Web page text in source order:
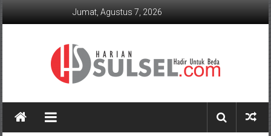
Jumat, Agustus 7, 2026
Harian
Sulsel